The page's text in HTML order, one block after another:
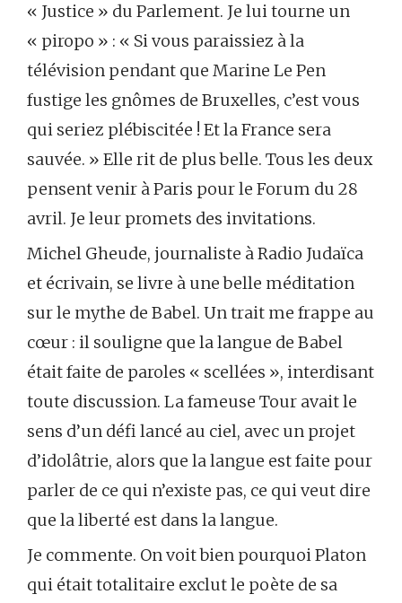
« Justice » du Parlement. Je lui tourne un
« piropo » : « Si vous paraissiez à la
télévision pendant que Marine Le Pen
fustige les gnômes de Bruxelles, c’est vous
qui seriez plébiscitée ! Et la France sera
sauvée. » Elle rit de plus belle. Tous les deux
pensent venir à Paris pour le Forum du 28
avril. Je leur promets des invitations.
Michel Gheude, journaliste à Radio Judaïca
et écrivain, se livre à une belle méditation
sur le mythe de Babel. Un trait me frappe au
cœur : il souligne que la langue de Babel
était faite de paroles « scellées », interdisant
toute discussion. La fameuse Tour avait le
sens d’un défi lancé au ciel, avec un projet
d’idolâtrie, alors que la langue est faite pour
parler de ce qui n’existe pas, ce qui veut dire
que la liberté est dans la langue.
Je commente. On voit bien pourquoi Platon
qui était totalitaire exclut le poète de sa